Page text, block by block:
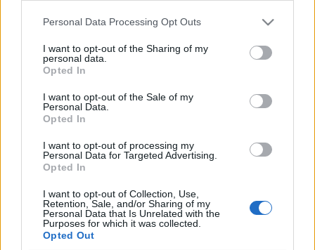
Please note that this website/app uses one or more Google
not limited to your visit or usage behaviour. You may click to
grant or deny consent to Google and its third-party tags to
use your data for below specified purposes in below Google
consent section.
Personal Data Processing Opt Outs
I want to opt-out of the Sharing of my
personal data.
Opted In
I want to opt-out of the Sale of my
Personal Data.
Opted In
I want to opt-out of processing my
Personal Data for Targeted Advertising.
Opted In
I want to opt-out of Collection, Use,
Retention, Sale, and/or Sharing of my
Personal Data that Is Unrelated with the
Purposes for which it was collected.
Opted Out
Meilleurs scores
Aujourd'hui
Visez haut ! CONNEX
Hard Crossword Description
Conçu spécialement pour les passionnés de mots
croisés en quête d'un défi cérébral quotidien des plus